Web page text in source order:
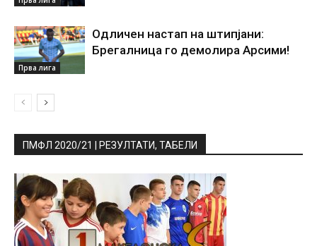
Прва лига
Одличен настап на штипјани:
Брегалница го демолира Арсими!
ПМФЛ 2020/21 | РЕЗУЛТАТИ, ТАБЕЛИ